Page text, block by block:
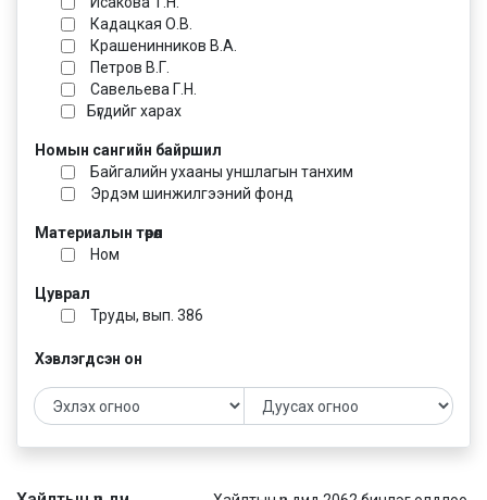
Кадацкая О.В.
Крашенинников В.А.
Петров В.Г.
Савельева Г.Н.
Бүгдийг харах
Номын сангийн байршил
Байгалийн ухааны уншлагын танхим
Эрдэм шинжилгээний фонд
Материалын төрөл
Ном
Цуврал
Труды, вып. 386
Хэвлэгдсэн он